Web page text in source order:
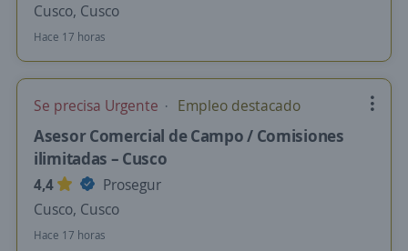
Cusco, Cusco
Hace 17 horas
Se precisa Urgente Empleo destacado
Asesor Comercial de Campo / Comisiones
ilimitadas – Cusco
4,4
Prosegur
Cusco, Cusco
Hace 17 horas